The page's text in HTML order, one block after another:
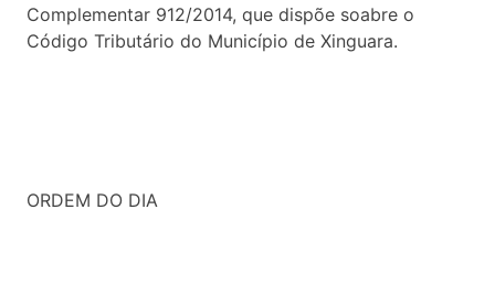
Complementar 912/2014, que dispõe soabre o
Código Tributário do Município de Xinguara.
ORDEM DO DIA